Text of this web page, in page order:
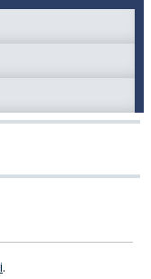
.